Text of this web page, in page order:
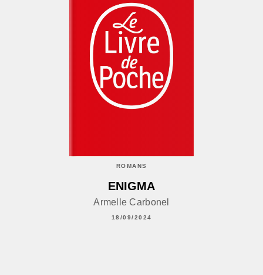
ROMANS
ENIGMA
Armelle Carbonel
18/09/2024